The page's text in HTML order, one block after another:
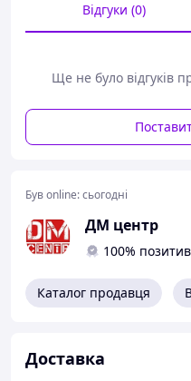
Відгуки (0)
Ще не було відгуків
Був online:сьогодні
ДМ центр
100%
Каталог продавця
Доставка